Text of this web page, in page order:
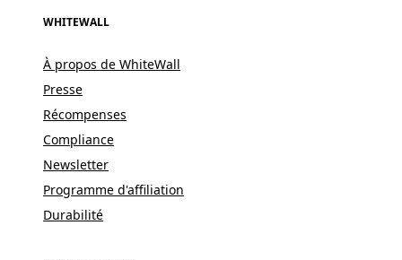
WHITEWALL
À propos de WhiteWall
Presse
Récompenses
Compliance
Newsletter
Programme d'affiliation
Durabilité